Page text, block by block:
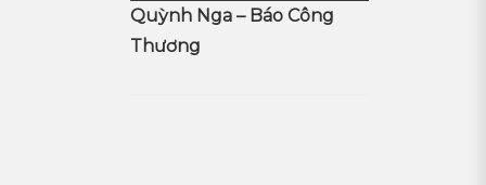
Quỳnh Nga – Báo Công
Thương